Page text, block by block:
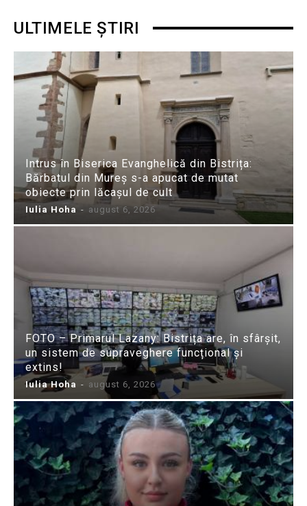
ULTIMELE ȘTIRI
Intrus în Biserica Evanghelică din Bistrița:
Bărbatul din Mureș s-a apucat de mutat
obiecte prin lăcașul de cult
Iulia Hoha - august 6, 2026
FOTO – Primarul Lazany: Bistrița are, în sfârșit,
un sistem de supraveghere funcțional și
extins!
Iulia Hoha - august 6, 2026